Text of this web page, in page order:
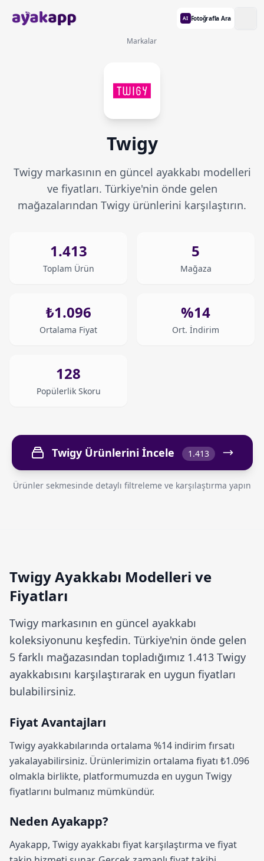
AI Fotoğrafla Ara
Markalar
Twigy
Twigy markasının en güncel ayakkabı modelleri
ve fiyatları. Türkiye'nin önde gelen
mağazalarından Twigy ürünlerini karşılaştırın.
1.413
Toplam Ürün
5
Mağaza
₺1.096
Ortalama Fiyat
%14
Ort. İndirim
128
Popülerlik Skoru
Twigy Ürünlerini İncele 1.413
Ürünler sekmesinde detaylı filtreleme ve karşılaştırma yapın
Twigy Ayakkabı Modelleri ve
Fiyatları
Twigy markasının en güncel ayakkabı
koleksiyonunu keşfedin. Türkiye'nin önde gelen
5 farklı mağazasından topladığımız 1.413 Twigy
ayakkabısını karşılaştırarak en uygun fiyatları
bulabilirsiniz.
Fiyat Avantajları
Twigy ayakkabılarında ortalama %14 indirim fırsatı
yakalayabilirsiniz. Ürünlerimizin ortalama fiyatı ₺1.096
olmakla birlikte, platformumuzda en uygun Twigy
fiyatlarını bulmanız mümkündür.
Neden Ayakapp?
Ayakapp, Twigy ayakkabı fiyat karşılaştırma ve fiyat